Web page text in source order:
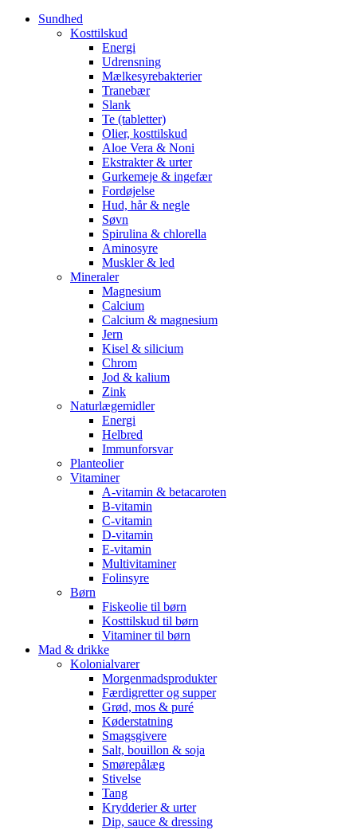
Sundhed
Kosttilskud
Energi
Udrensning
Mælkesyrebakterier
Tranebær
Slank
Te (tabletter)
Olier, kosttilskud
Aloe Vera & Noni
Ekstrakter & urter
Gurkemeje & ingefær
Fordøjelse
Hud, hår & negle
Søvn
Spirulina & chlorella
Aminosyre
Muskler & led
Mineraler
Magnesium
Calcium
Calcium & magnesium
Jern
Kisel & silicium
Chrom
Jod & kalium
Zink
Naturlægemidler
Energi
Helbred
Immunforsvar
Planteolier
Vitaminer
A-vitamin & betacaroten
B-vitamin
C-vitamin
D-vitamin
E-vitamin
Multivitaminer
Folinsyre
Børn
Fiskeolie til børn
Kosttilskud til børn
Vitaminer til børn
Mad & drikke
Kolonialvarer
Morgenmadsprodukter
Færdigretter og supper
Grød, mos & puré
Køderstatning
Smagsgivere
Salt, bouillon & soja
Smørepålæg
Stivelse
Tang
Krydderier & urter
Dip, sauce & dressing